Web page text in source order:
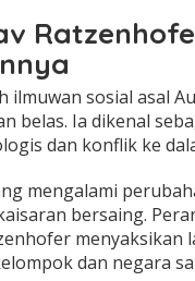
ilmuwan sosial asal
belas. Ia dikenal
dan konflik ke
mengalami
bersaing.
menyaksikan
dan negara